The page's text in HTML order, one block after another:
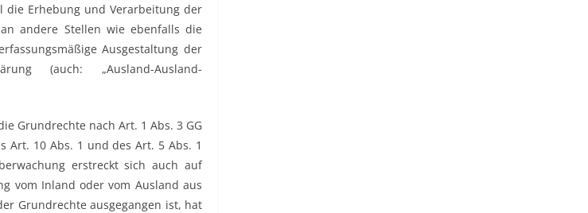
die Erhebung und Verarbeitung der
andere Stellen wie ebenfalls die
Ausgestaltung der
(auch: „Ausland-Ausland-
Grundrechte nach Art. 1 Abs. 3 GG
Art. 10 Abs. 1 und des Art. 5 Abs. 1
erstreckt sich auch auf
vom Inland oder vom Ausland aus
Grundrechte ausgegangen ist, hat